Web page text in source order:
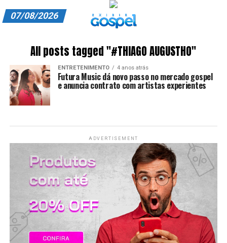
ASSINE
CARRINHO
EDITORIAL
EXPEDIENTE
FINALIZAR COMPRA
HOME
LANÇAMENTOS
07/08/2026
All posts tagged "#THIAGO AUGUSTHO"
ENTRETENIMENTO 4 anos atrás
Futura Music dá novo passo no mercado gospel
e anuncia contrato com artistas experientes
ADVERTISEMENT